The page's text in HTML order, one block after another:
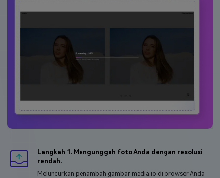
Langkah 1. Mengunggah foto Anda dengan resolusi
rendah.
Meluncurkan penambah gambar media.io di browser Anda